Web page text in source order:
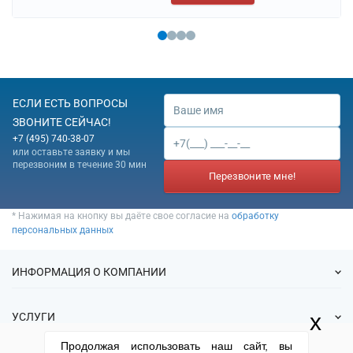
ЕСЛИ ЕСТЬ ВОПРОСЫ
ЗВОНИТЕ СЕЙЧАС!
+7 (495) 740-38-07
или оставьте заявку и мы
перезвоним в течение 30 мин
Перезвоните мне!
* Нажимая на кнопку вы даёте свое согласие на обработку
персональных данных
ИНФОРМАЦИЯ О КОМПАНИИ
О нас
УСЛУГИ
Продолжая использовать наш сайт, вы
x